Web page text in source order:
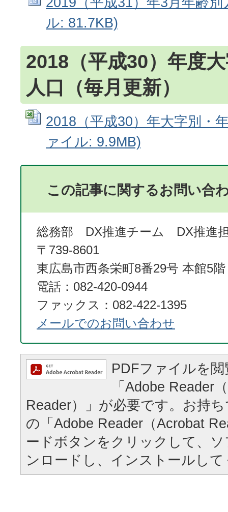
ル: 81.7KB)
2018（平成30）年度
人口（毎月更新）
2018（平成30）年大字別・
ァイル: 9.9MB)
この記事に関するお問い合
総務部 DX推進チーム DX推進
〒739-8601
東広島市西条栄町8番29号 本館5階
電話：082-420-0944
ファックス：082-422-1395
メールでのお問い合わせ
PDFファイルを
「Adobe Reader
Reader）」が必要です。お持
の「Adobe Reader（Acrobat
ードボタンをクリックして、
ンロードし、インストールし